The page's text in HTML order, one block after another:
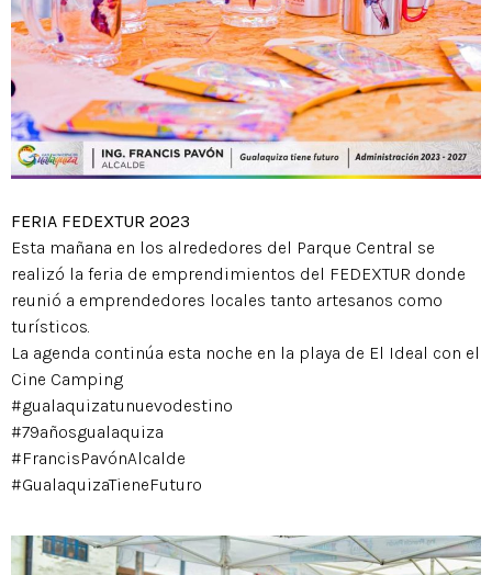
FERIA FEDEXTUR 2023
Esta mañana en los alrededores del Parque Central se
realizó la feria de emprendimientos del FEDEXTUR donde
reunió a emprendedores locales tanto artesanos como
turísticos.
La agenda continúa esta noche en la playa de El Ideal con el
Cine Camping
#gualaquizatunuevodestino
#79añosgualaquiza
#FrancisPavónAlcalde
#GualaquizaTieneFuturo